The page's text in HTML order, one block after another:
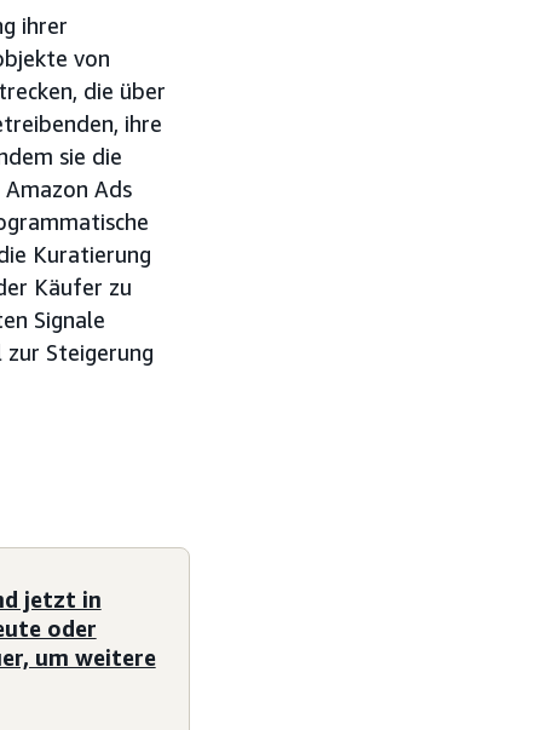
ihrer
von
die über
ihre
sie die
Ads
Kuratierung
Käufer zu
Signale
Steigerung
jetzt in
oder
um weitere